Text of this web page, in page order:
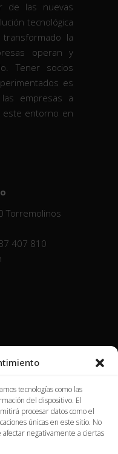
tecnologías como las
del dispositivo. El
procesar datos como el
únicas en este sitio. No
negativamente a ciertas
de las nuevas
tecnológica
la
operan y
Tener socios
es
empresas a
este entorno en
Torremolinos
407 810
Reserved